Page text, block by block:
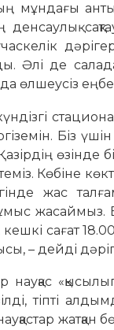
мұндағы
денсаулық
Әлі де салада
өлшеусіз
Біз
өзінде
Көбіне
жас
жасаймыз.
сағат
– дейді
науқас
тіпті